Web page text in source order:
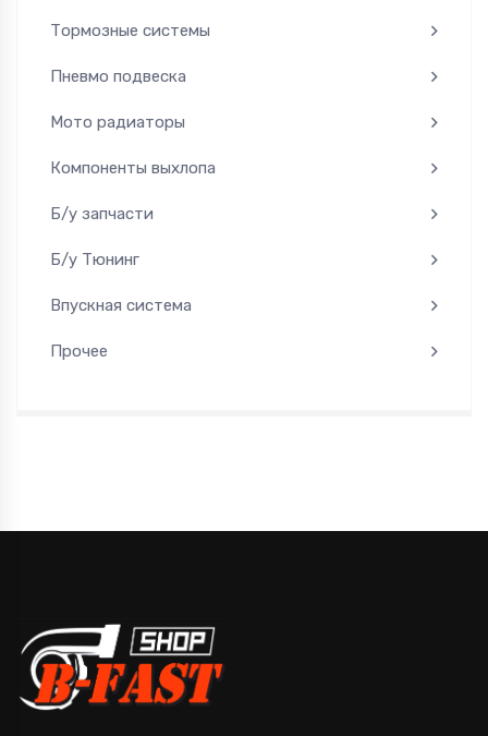
Тормозные системы
Пневмо подвеска
Мото радиаторы
Компоненты выхлопа
Б/у запчасти
Б/у Тюнинг
Впускная система
Прочее